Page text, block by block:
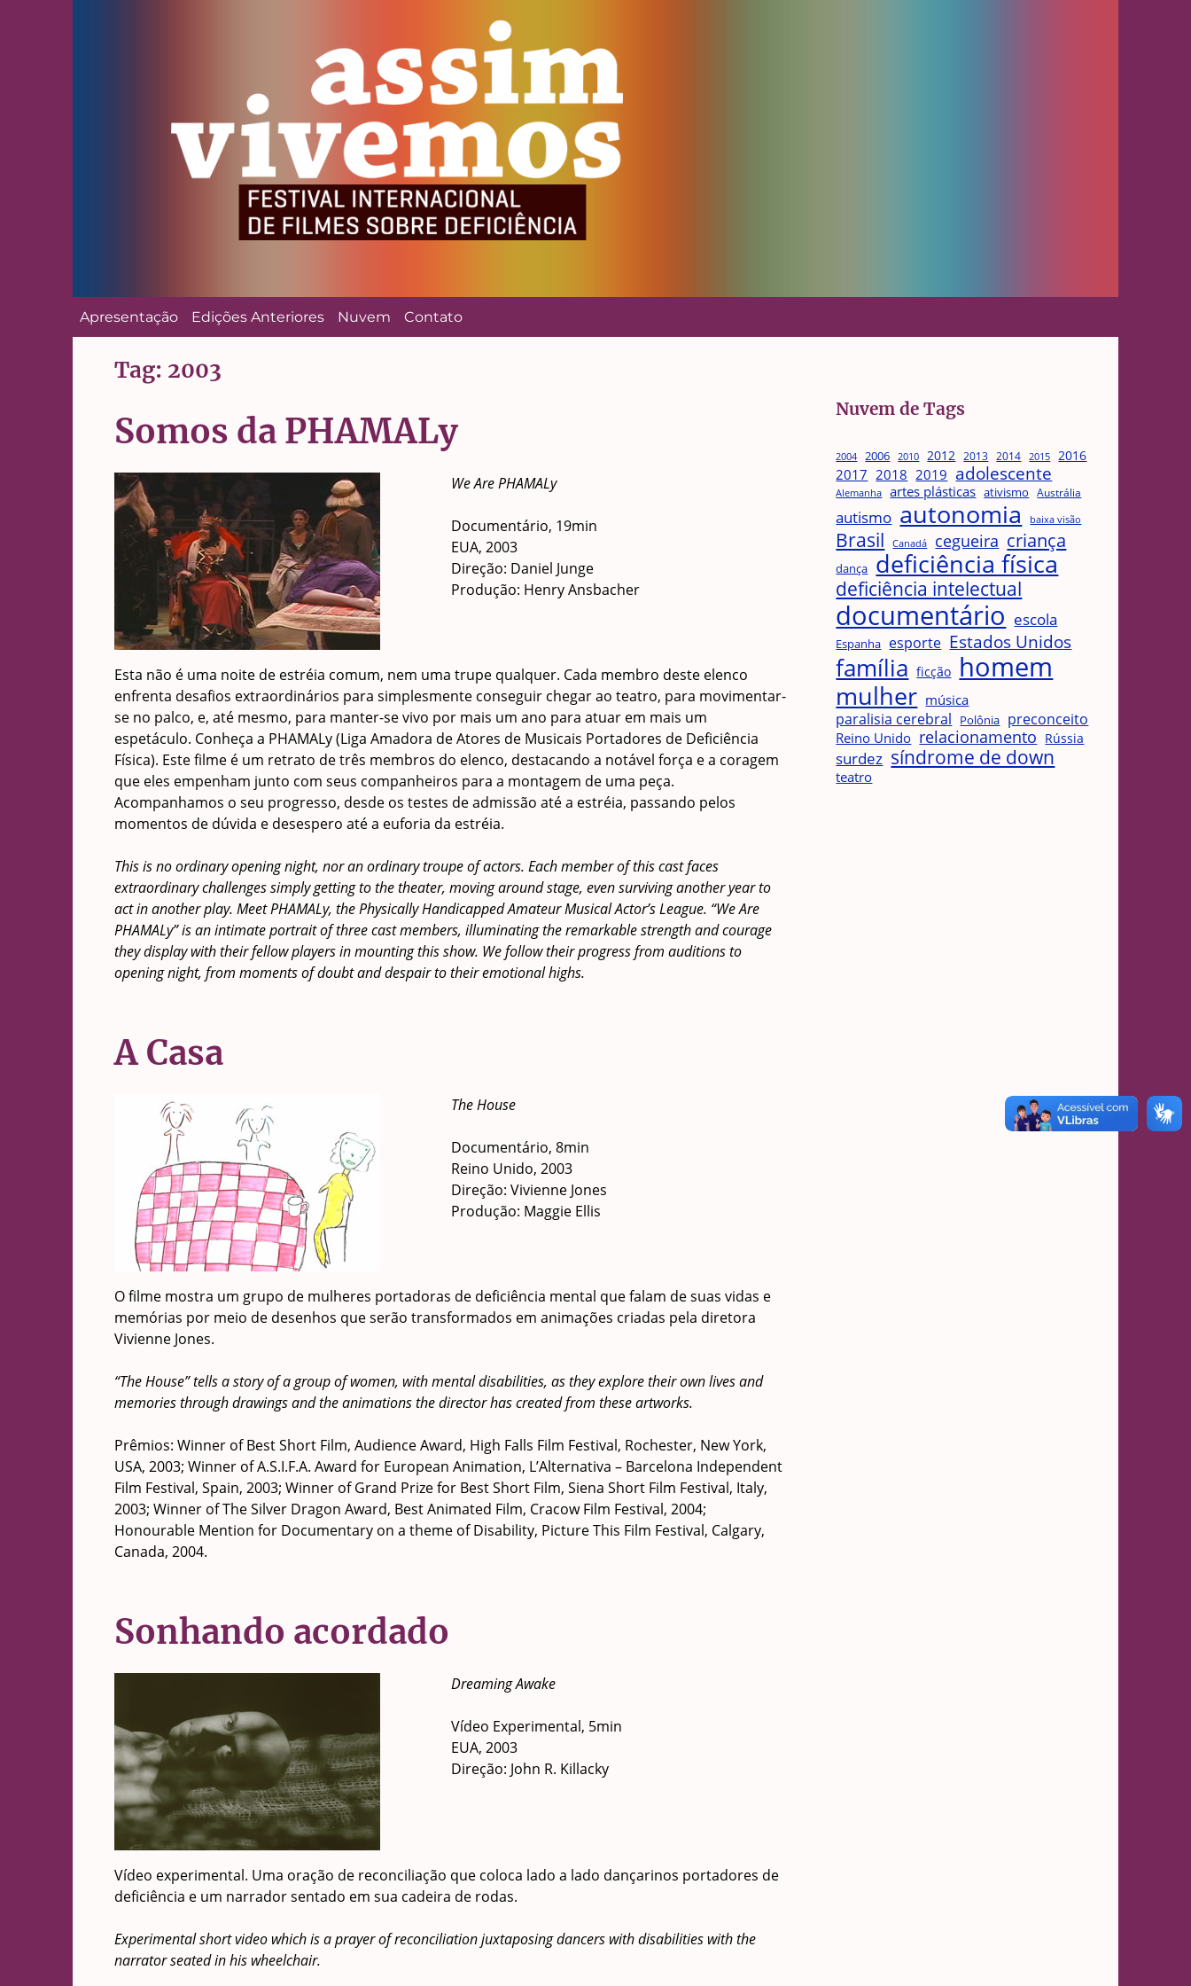
Apresentação Edições Anteriores Nuvem Contato
Tag: 2003
Somos da PHAMALy
We Are PHAMALy
Documentário, 19min
EUA, 2003
Direção: Daniel Junge
Produção: Henry Ansbacher
Esta não é uma noite de estréia comum, nem uma trupe qualquer. Cada membro deste elenco
enfrenta desafios extraordinários para simplesmente conseguir chegar ao teatro, para movimentar-
se no palco, e, até mesmo, para manter-se vivo por mais um ano para atuar em mais um
espetáculo. Conheça a PHAMALy (Liga Amadora de Atores de Musicais Portadores de Deficiência
Física). Este filme é um retrato de três membros do elenco, destacando a notável força e a coragem
que eles empenham junto com seus companheiros para a montagem de uma peça.
Acompanhamos o seu progresso, desde os testes de admissão até a estréia, passando pelos
momentos de dúvida e desespero até a euforia da estréia.
This is no ordinary opening night, nor an ordinary troupe of actors. Each member of this cast faces
extraordinary challenges simply getting to the theater, moving around stage, even surviving another year to
act in another play. Meet PHAMALy, the Physically Handicapped Amateur Musical Actor’s League. “We Are
PHAMALy” is an intimate portrait of three cast members, illuminating the remarkable strength and courage
they display with their fellow players in mounting this show. We follow their progress from auditions to
opening night, from moments of doubt and despair to their emotional highs.
A Casa
The House
Documentário, 8min
Reino Unido, 2003
Direção: Vivienne Jones
Produção: Maggie Ellis
O filme mostra um grupo de mulheres portadoras de deficiência mental que falam de suas vidas e
memórias por meio de desenhos que serão transformados em animações criadas pela diretora
Vivienne Jones.
“The House” tells a story of a group of women, with mental disabilities, as they explore their own lives and
memories through drawings and the animations the director has created from these artworks.
Prêmios:Winner of Best Short Film, Audience Award, High Falls Film Festival, Rochester, New York,
USA, 2003; Winner of A.S.I.F.A. Award for European Animation, L’Alternativa – Barcelona Independent
Film Festival, Spain, 2003; Winner of Grand Prize for Best Short Film, Siena Short Film Festival, Italy,
2003; Winner of The Silver Dragon Award, Best Animated Film, Cracow Film Festival, 2004;
Honourable Mention for Documentary on a theme of Disability, Picture This Film Festival, Calgary,
Canada, 2004.
Sonhando acordado
Dreaming Awake
Vídeo Experimental, 5min
EUA, 2003
Direção: John R. Killacky
Vídeo experimental. Uma oração de reconciliação que coloca lado a lado dançarinos portadores de
deficiência e um narrador sentado em sua cadeira de rodas.
Experimental short video which is a prayer of reconciliation juxtaposing dancers with disabilities with the
narrator seated in his wheelchair.
Nuvem de Tags
2004 2006 2010 2012 2013 2014 2015 2016
2017 2018 2019 adolescente
Alemanha artes plásticas ativismo Austrália
autismo autonomia baixa visão
Brasil Canadá cegueira criança
dança deficiência física
deficiência intelectual
documentário escola
Espanha esporte Estados Unidos
família ficção homem
mulher música
paralisia cerebral Polônia preconceito
Reino Unido relacionamento Rússia
surdez síndrome de down
teatro